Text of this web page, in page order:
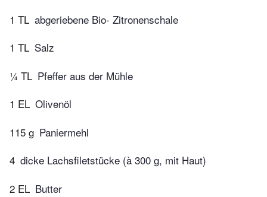
1 TL abgeriebene Bio- Zitronenschale
1 TL Salz
¼ TL Pfeffer aus der Mühle
1 EL Olivenöl
115 g Paniermehl
4 dicke Lachsfiletstücke (à 300 g, mit Haut)
2 EL Butter